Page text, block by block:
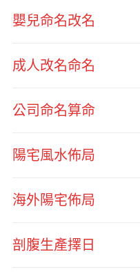
嬰兒命名改名
成人改名命名
公司命名算命
陽宅風水佈局
海外陽宅佈局
剖腹生產擇日